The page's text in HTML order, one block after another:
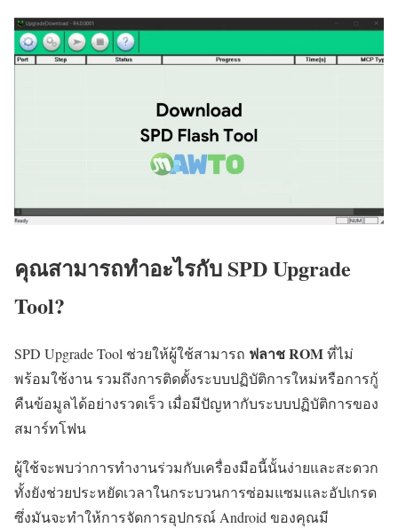
คุณสามารถทำอะไรกับ SPD Upgrade
Tool?
SPD Upgrade Tool ช่วยให้ผู้ใช้สามารถ ฟลาช ROMที่ไม่
พร้อมใช้งาน รวมถึงการติดตั้งระบบปฏิบัติการใหม่หรือการกู้
คืนข้อมูลได้อย่างรวดเร็ว เมื่อมีปัญหากับระบบปฏิบัติการของ
สมาร์ทโฟน
ผู้ใช้จะพบว่าการทำงานร่วมกับเครื่องมือนี้นั้นง่ายและสะดวก
ทั้งยังช่วยประหยัดเวลาในกระบวนการซ่อมแซมและอัปเกรด
ซึ่งมันจะทำให้การจัดการอุปกรณ์ Android ของคุณมี